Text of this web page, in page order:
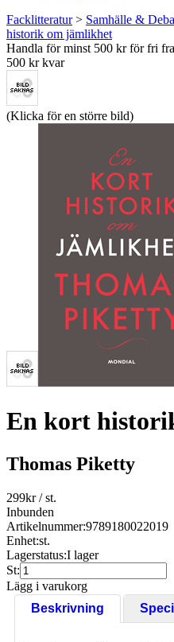
Facklitteratur> Samhälle &
historik om jämlikhet
Handla för minst 500 kr för fri
500 kr kvar
(Klicka för en större bild)
En kort
Thomas Piketty
299kr/ st.
Inbunden
Artikelnummer:9789180022019
Enhet:st.
Lagerstatus:I lager
St:
Lägg i varukorg
Beskrivning